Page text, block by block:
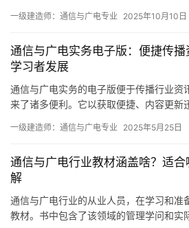
一级建造师：通信与广电专业 2025年10月10日
通信与广电实务电子版：便捷传
学习者发展
通信与广电实务的电子版便于传播行业资
来了诸多便利。它以获取便捷、内容更新
一级建造师：通信与广电专业 2025年5月25日
通信与广电行业教材涵盖啥？适
解
通信与广电行业的从业人员，在学习和准
教材。书中包含了该领域的管理学问和实